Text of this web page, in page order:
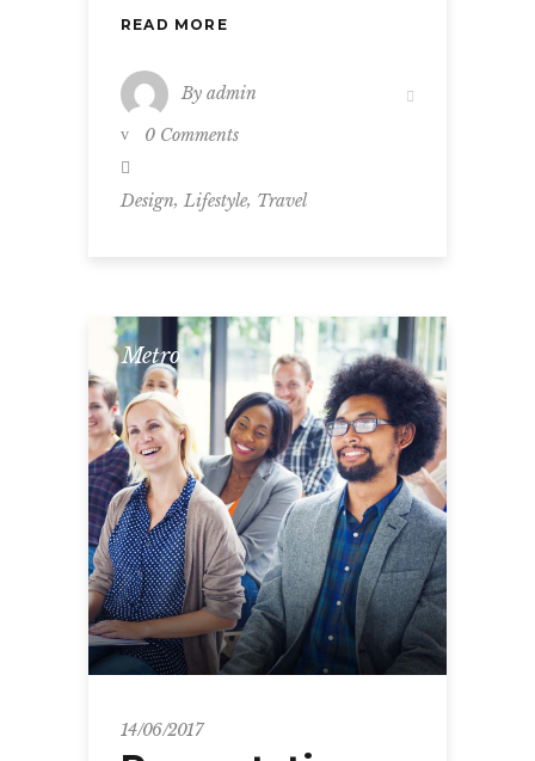
READ MORE
By admin
0 Comments
Design, Lifestyle, Travel
Metro
14/06/2017